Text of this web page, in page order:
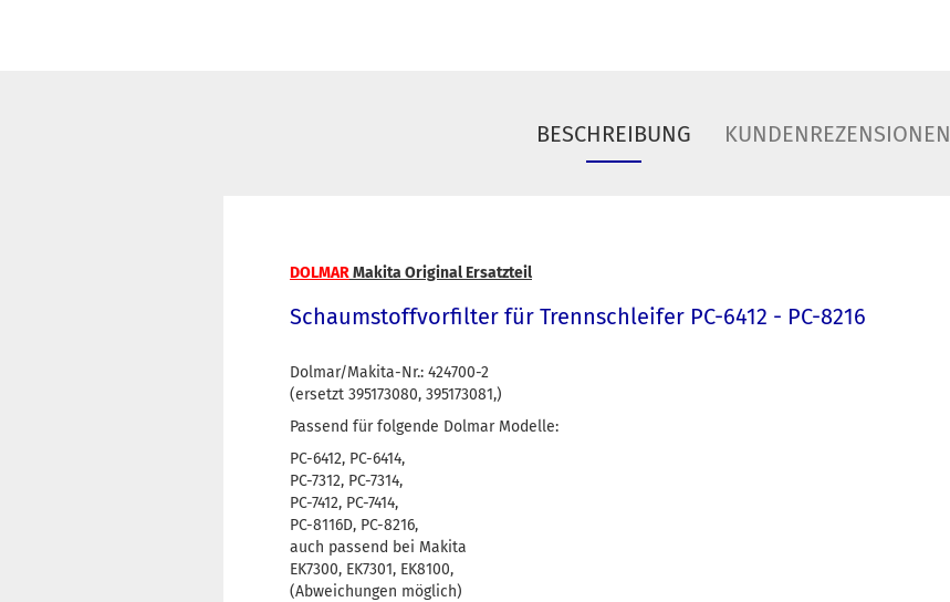
BESCHREIBUNG KUNDENREZENSIONEN
DOLMARMakita Original Ersatzteil
Schaumstoffvorfilter für Trennschleifer PC-6412 - PC-8216
Dolmar/Makita-Nr.: 424700-2
(ersetzt 395173080, 395173081,)
Passend für folgende Dolmar Modelle:
PC-6412, PC-6414,
PC-7312, PC-7314,
PC-7412, PC-7414,
PC-8116D, PC-8216,
auch passend bei Makita
EK7300, EK7301, EK8100,
(Abweichungen möglich)